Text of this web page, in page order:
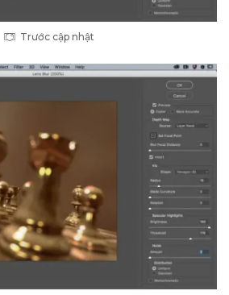
Trước cập nhật